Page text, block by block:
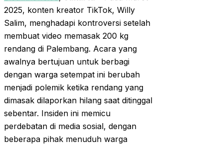
2025, konten kreator TikTok, Willy
Salim, menghadapi kontroversi setelah
membuat video memasak 200 kg
rendang di Palembang. Acara yang
awalnya bertujuan untuk berbagi
dengan warga setempat ini berubah
menjadi polemik ketika rendang yang
dimasak dilaporkan hilang saat ditinggal
sebentar. Insiden ini memicu
perdebatan di media sosial, dengan
beberapa pihak menuduh warga